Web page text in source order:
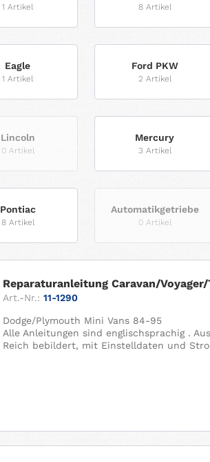
1 Artikel 8 Artikel
Eagle
1 Artikel
Ford PKW
2 Artikel
Lincoln
0 Artikel
Mercury
3 Artikel
Pontiac
8 Artikel
Automatikgetriebe
0 Artikel
Reparaturanleitung Caravan/Voyager/
Art.-Nr.: 11-1290
Dodge/Plymouth Mini Vans 84-95
Alle Anleitungen sind englischsprachig .
Reich bebildert, mit Einstelldaten und